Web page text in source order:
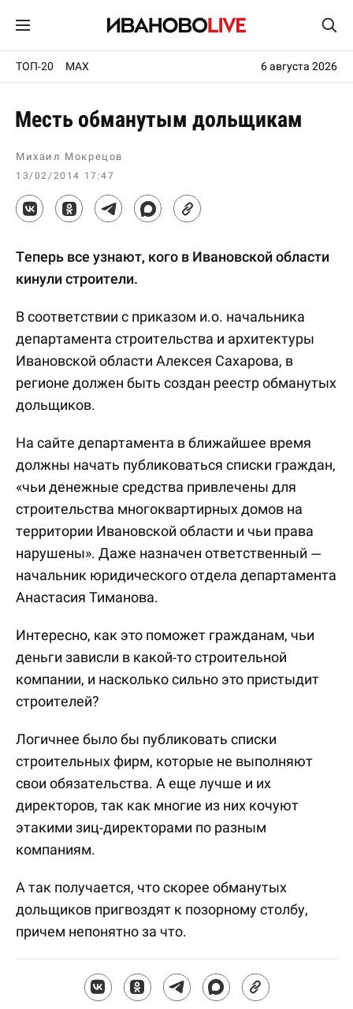
ТОП-20 MAX 6 августа 2026
Месть обманутым дольщикам
Михаил Мокрецов
13/02/2014 17:47
Теперь все узнают, кого в Ивановской области
кинули строители.
В соответствии с приказом и.о. начальника
департамента строительства и архитектуры
Ивановской области Алексея Сахарова, в
регионе должен быть создан реестр обманутых
дольщиков.
На сайте департамента в ближайшее время
должны начать публиковаться списки граждан,
«чьи денежные средства привлечены для
строительства многоквартирных домов на
территории Ивановской области и чьи права
нарушены». Даже назначен ответственный —
начальник юридического отдела департамента
Анастасия Тиманова.
Интересно, как это поможет гражданам, чьи
деньги зависли в какой-то строительной
компании, и насколько сильно это пристыдит
строителей?
Логичнее было бы публиковать списки
строительных фирм, которые не выполняют
свои обязательства. А еще лучше и их
директоров, так как многие из них кочуют
этакими зиц-директорами по разным
компаниям.
А так получается, что скорее обманутых
дольщиков пригвоздят к позорному столбу,
причем непонятно за что.